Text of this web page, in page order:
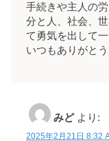
手続きや主人の
分と人、社会、
て勇気を出して
いつもありがとう
みど より:
2025年2月21日 8:32